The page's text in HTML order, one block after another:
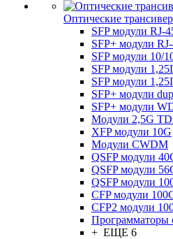
Оптические
SFP модули RJ-
SFP+ модули
SFP модули 10/
SFP модули
SFP модули
SFP+ модули
SFP+ модули
Модули 2,5G
XFP модули 10G
Модули CWDM
QSFP модули
QSFP модули
QSFP модули
CFP модули
CFP2 модули
Программаторы
+ ЕЩЕ 6